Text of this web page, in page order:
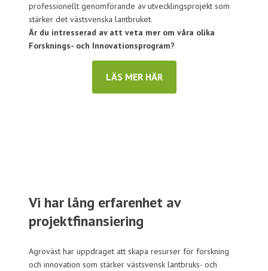
professionellt genomförande av utvecklingsprojekt som
stärker det västsvenska lantbruket.
Är du intresserad av att veta mer om våra olika
Forsknings- och Innovationsprogram?
LÄS MER HÄR
Vi har lång erfarenhet av
projektfinansiering
Agroväst har uppdraget att skapa resurser för forskning
och innovation som stärker västsvensk lantbruks- och